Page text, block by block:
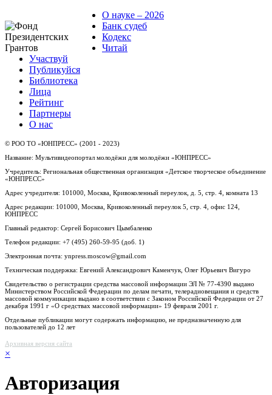
О науке – 2026
Банк судеб
Кодекс
Читай
Участвуй
Публикуйся
Библиотека
Лица
Рейтинг
Партнеры
О нас
© РОО ТО «ЮНПРЕСС» (2001 - 2023)
Название: Мультивидеопортал молодёжи для молодёжи «ЮНПРЕСС»
Учредитель: Региональная общественная организация «Детское творческое объединение
«ЮНПРЕСС»
Адрес учредителя: 101000, Москва, Кривоколенный переулок, д. 5, стр. 4, комната 13
Адрес редакции: 101000, Москва, Кривоколенный переулок 5, стр. 4, офис 124,
ЮНПРЕСС
Главный редактор: Сергей Борисович Цымбаленко
Телефон редакции: +7 (495) 260-59-95 (доб. 1)
Электронная почта: ynpress.moscow@gmail.com
Техническая поддержка: Евгений Александрович Каменчук, Олег Юрьевич Вигуро
Свидетельство о регистрации средства массовой информации ЭЛ № 77-4390 выдано
Министерством Российской Федерации по делам печати, телерадиовещания и средств
массовой коммуникации выдано в соответствии с Законом Российской Федерации от 27
декабря 1991 г «О средствах массовой информации» 19 февраля 2001 г.
Отдельные публикации могут содержать информацию, не предназначенную для
пользователей до 12 лет
Архивная версия сайта
×
Авторизация